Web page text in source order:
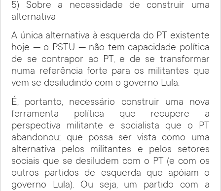
5) Sobre a necessidade de construir uma
alternativa
A única alternativa à esquerda do PT existente
hoje — o PSTU — não tem capacidade política
de se contrapor ao PT, e de se transformar
numa referência forte para os militantes que
vem se desiludindo com o governo Lula.
É, portanto, necessário construir uma nova
ferramenta política que recupere a
perspectiva militante e socialista que o PT
abandonou; que possa ser vista como uma
alternativa pelos militantes e pelos setores
sociais que se desiludem com o PT (e com os
outros partidos de esquerda que apóiam o
governo Lula). Ou seja, um partido com a